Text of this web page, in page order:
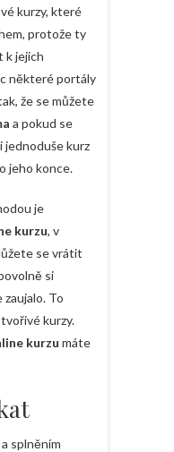
kurzy, které
protože ty
k jejich
některé portály
že se můžete
a pokud se
jednoduše kurz
jeho konce.
je
kurzu, v
se vrátit
si
To
kurzy.
kurzu máte
a splněním